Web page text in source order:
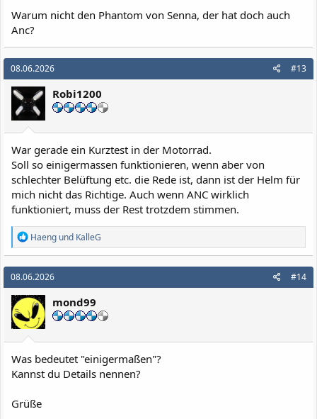
Warum nicht den Phantom von Senna, der hat doch auch
Anc?
08.06.2026 #13
Robi1200
War gerade ein Kurztest in der Motorrad.
Soll so einigermassen funktionieren, wenn aber von
schlechter Belüftung etc. die Rede ist, dann ist der Helm für
mich nicht das Richtige. Auch wenn ANC wirklich
funktioniert, muss der Rest trotzdem stimmen.
R
e
a
k
t
i
o
n
e
n
Haeng und KalleG
08.06.2026 #14
mond99
Was bedeutet "einigermaßen"?
Kannst du Details nennen?
Grüße